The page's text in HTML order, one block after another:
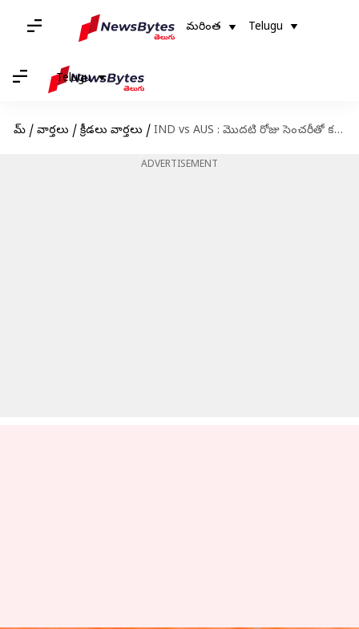
మరింత Telugu
Telugu
హోమ్ / వార్తలు / క్రీడలు వార్తలు / IND vs AUS : మొదటి రోజు సెంచరీతో కదం తొక్కిన ఉస్మాన్ ఖావాజా
ADVERTISEMENT